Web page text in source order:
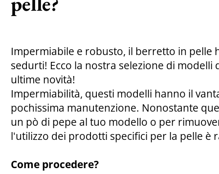
Impermiabile e robusto, il berretto in pelle
sedurti! Ecco la nostra selezione di modelli
ultime novità!
Impermiabilità, questi modelli hanno il
pochissima manutenzione. Nonostante
un pò di pepe al tuo modello o per
l'utilizzo dei prodotti specifici per la pelle è
Come procedere?